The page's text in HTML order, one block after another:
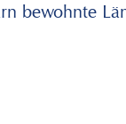
bewohnte